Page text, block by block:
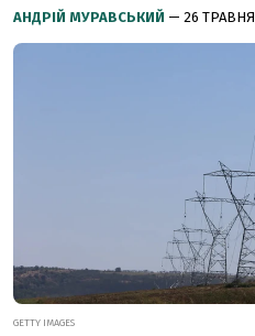
АНДРІЙ МУРАВСЬКИЙ — 26
GETTY IMAGES